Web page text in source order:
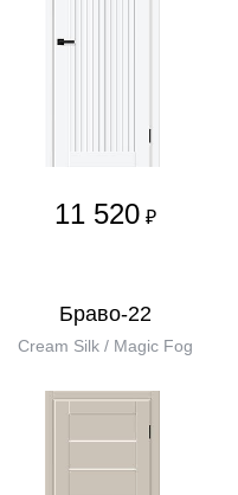
11 520 ₽
Браво-22
Cream Silk / Magic Fog